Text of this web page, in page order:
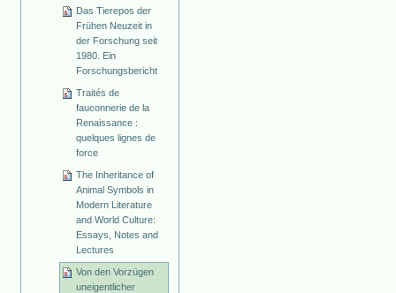
Das Tierepos der
Frühen Neuzeit in
der Forschung seit
1980. Ein
Forschungsbericht
Traités de
fauconnerie de la
Renaissance :
quelques lignes de
force
The Inheritance of
Animal Symbols in
Modern Literature
and World Culture:
Essays, Notes and
Lectures
Von den Vorzügen
uneigentlicher